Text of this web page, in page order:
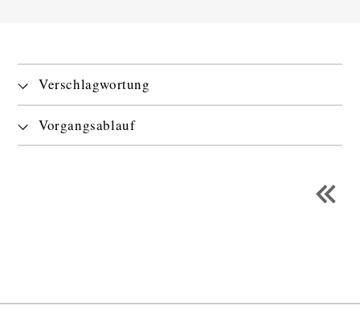
Verschlagwortung
Vorgangsablauf